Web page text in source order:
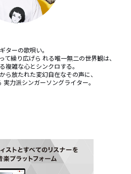
ターの歌唄い。
て繰り広げら れる唯一無二の世界観は、
複雑な心とシンクロする。
ら放たれた変幻自在なその声に、
力派シンガーソングライター。